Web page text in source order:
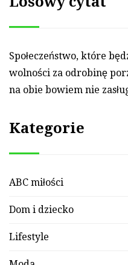
Losowy cytat
Społeczeństwo, które
wol­ności za od­ro­binę
na obie bo­wiem nie
Kategorie
ABC miłości
Dom i dziecko
Lifestyle